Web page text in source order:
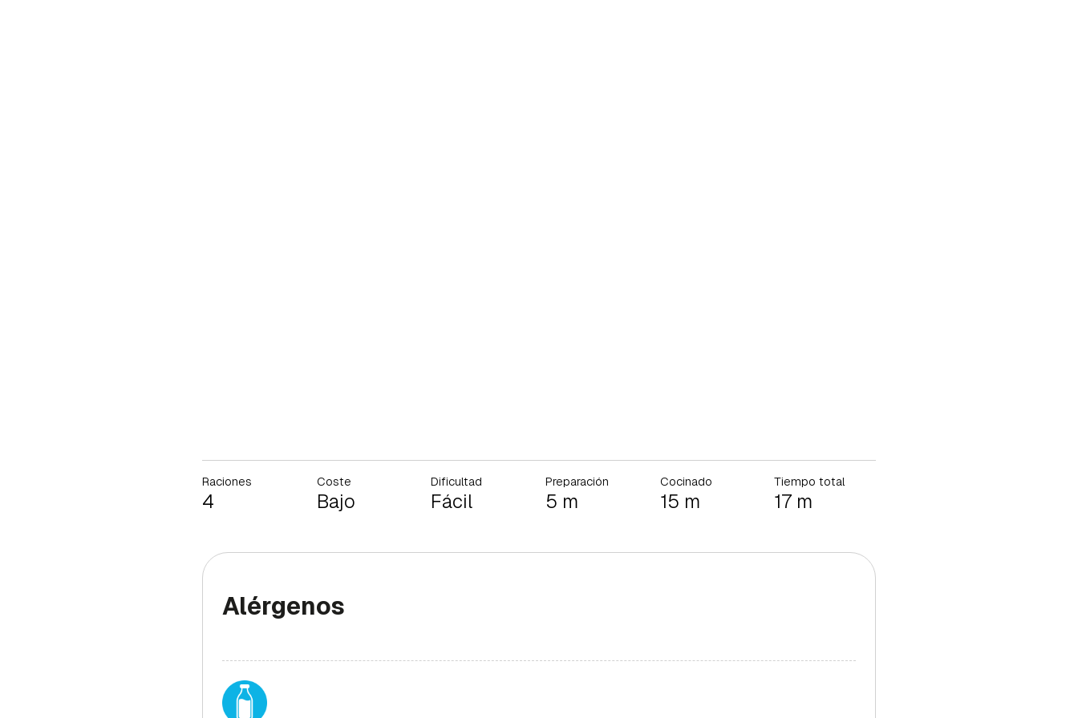
Raciones
4
Coste
Bajo
Dificultad
Fácil
Preparación
5 m
Cocinado
15 m
Tiempo total
17 m
Alérgenos